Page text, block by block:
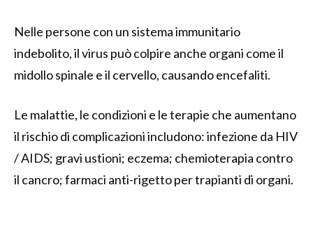
Nelle persone con un sistema immunitario
indebolito, il virus può colpire anche organi come il
midollo spinale e il cervello, causando encefaliti.
Le malattie, le condizioni e le terapie che aumentano
il rischio di complicazioni includono: infezione da HIV
/ AIDS; gravi ustioni; eczema; chemioterapia contro
il cancro; farmaci anti-rigetto per trapianti di organi.